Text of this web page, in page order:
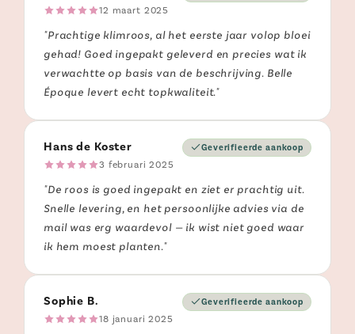
12 maart 2025
"Prachtige klimroos, al het eerste jaar volop bloei
gehad! Goed ingepakt geleverd en precies wat ik
verwachtte op basis van de beschrijving. Belle
Époque levert echt topkwaliteit."
Hans de Koster
3 februari 2025
Geverifieerde aankoop
"De roos is goed ingepakt en ziet er prachtig uit.
Snelle levering, en het persoonlijke advies via de
mail was erg waardevol — ik wist niet goed waar
ik hem moest planten."
Sophie B.
18 januari 2025
Geverifieerde aankoop